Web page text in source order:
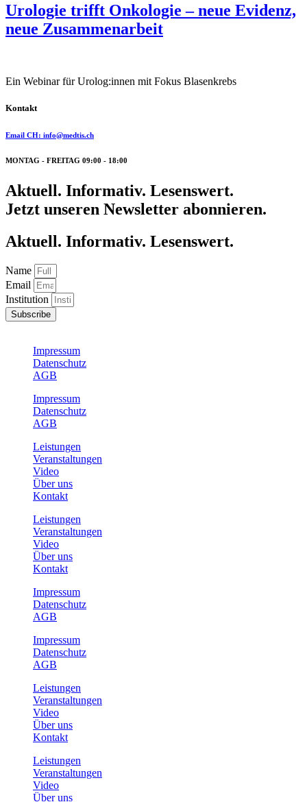
Urologie trifft Onkologie – neue Evidenz,
neue Zusammenarbeit
Ein Webinar für Urolog:innen mit Fokus Blasenkrebs
Kontakt
Email CH: info@medtis.ch
MONTAG - FREITAG 09:00 - 18:00
Aktuell. Informativ. Lesenswert.
Jetzt unseren Newsletter abonnieren.
Aktuell. Informativ. Lesenswert.
Name
Email
Institution
Subscribe
Impressum
Datenschutz
AGB
Impressum
Datenschutz
AGB
Leistungen
Veranstaltungen
Video
Über uns
Kontakt
Leistungen
Veranstaltungen
Video
Über uns
Kontakt
Impressum
Datenschutz
AGB
Impressum
Datenschutz
AGB
Leistungen
Veranstaltungen
Video
Über uns
Kontakt
Leistungen
Veranstaltungen
Video
Über uns